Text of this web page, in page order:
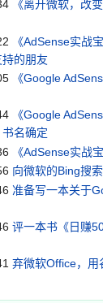
《离开微软，改
《AdSense实战
的朋友
《Google
《Google
名确定
《AdSense实战
向微软的Bing搜
准备写一本关于
评一本书《日赚
弃微软Office，用